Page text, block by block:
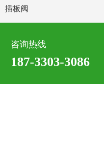
插板阀
咨询热线
187-3303-3086